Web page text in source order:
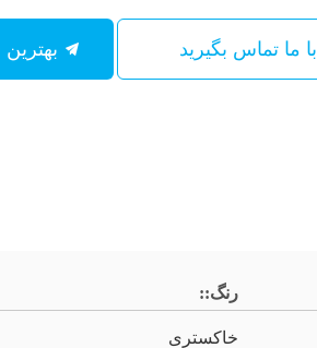
با ما تماس بگیرید
رنگ::
خاکستری